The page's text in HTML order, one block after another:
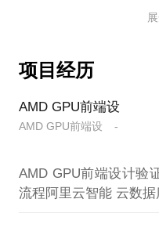
整套工程效率流程，
对互联网产品设计有深
目。
随着云计算市场高速扩
里云智能，专注 云数
研发和交付团队设计
机器智能和容器化编排
项目经历
AMD GPU前端设
AMD GPU前端设 -
AMD GPU前端设计验